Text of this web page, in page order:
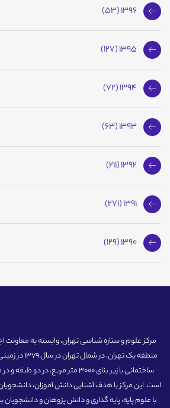
1396 (53)
1395 (127)
1394 (72)
1393 (63)
1392 (211)
1391 (271)
1390 (129)
مرکز علوم و ستاره شناسی تهران، وابسته به
ساختمانی با زیر بنای 3000 متر مربع،
است. این مرکز با هدف آشنایی دانش آموزان،
با علوم پایه، پایه گذاری و دانش پژوهان و